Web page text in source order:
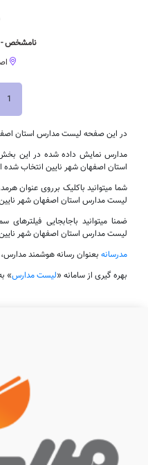
نامشخص -
1
در این صفحه لیست مدارس استان
مدارس نمایش داده شده در این
استان اصفهان شهر نایین انتخاب شده
شما میتوانید باکلیک برروی عنوان
لیست مدارس استان اصفهان شهر نایین
ضمنا میتوانید باجابجایی
لیست مدارس استان اصفهان شهر نایین
مدرسانه بعنوان رسانه هوشمند
بهره گیری از سامانه «لیست مدارس»